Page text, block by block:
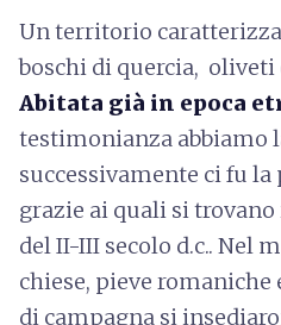
Un territorio
boschi di quercia, oliveti
Abitata già in epoca
testimonianza abbiamo
successivamente ci fu la
grazie ai quali si
del II-III secolo d.c.. Nel
chiese, pieve
di campagna si